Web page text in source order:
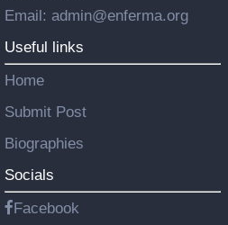
Email: admin@enferma.org
Useful links
Home
Submit Post
Biographies
Socials
Facebook